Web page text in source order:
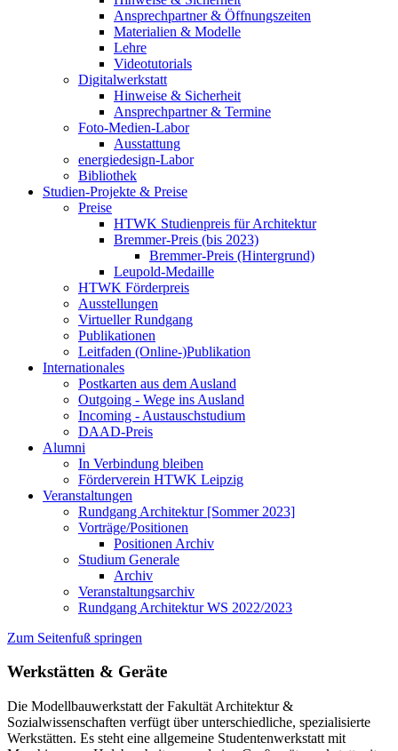
Ansprechpartner & Öffnungszeiten
Materialien & Modelle
Lehre
Videotutorials
Digitalwerkstatt
Hinweise & Sicherheit
Ansprechpartner & Termine
Foto-Medien-Labor
Ausstattung
energiedesign-Labor
Bibliothek
Studien-Projekte & Preise
Preise
HTWK Studienpreis für Architektur
Bremmer-Preis (bis 2023)
Bremmer-Preis (Hintergrund)
Leupold-Medaille
HTWK Förderpreis
Ausstellungen
Virtueller Rundgang
Publikationen
Leitfaden (Online-)Publikation
Internationales
Postkarten aus dem Ausland
Outgoing - Wege ins Ausland
Incoming - Austauschstudium
DAAD-Preis
Alumni
In Verbindung bleiben
Förderverein HTWK Leipzig
Veranstaltungen
Rundgang Architektur [Sommer 2023]
Vorträge/Positionen
Positionen Archiv
Studium Generale
Archiv
Veranstaltungsarchiv
Rundgang Architektur WS 2022/2023
Zum Seitenfuß springen
Werkstätten & Geräte
Die Modellbauwerkstatt der Fakultät Architektur &
Sozialwissenschaften verfügt über unterschiedliche, spezialisierte
Werkstätten. Es steht eine allgemeine Studentenwerkstatt mit